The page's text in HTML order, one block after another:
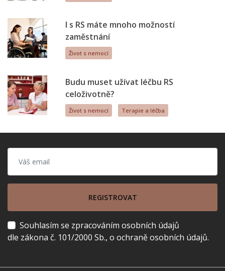
I s RS máte mnoho možností
zaměstnání
Život s nemocí
Budu muset užívat léčbu RS
celoživotně?
Život s nemocí Terapie a léčba
REGISTROVAT
Souhlasím se zpracováním osobních údajů
dle zákona č. 101/2000 Sb., o ochraně osobních údajů.